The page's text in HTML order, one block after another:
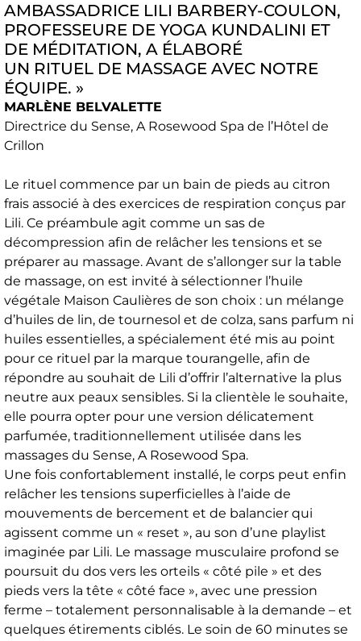
AMBASSADRICE LILI BARBERY-COULON,
PROFESSEURE DE YOGA KUNDALINI ET
DE MÉDITATION, A ÉLABORÉ
UN RITUEL DE MASSAGE AVEC NOTRE
ÉQUIPE. »
MARLÈNE BELVALETTE
Directrice du Sense, A Rosewood Spa de l’Hôtel de
Crillon
Le rituel commence par un bain de pieds au citron
frais associé à des exercices de respiration conçus par
Lili. Ce préambule agit comme un sas de
décompression afin de relâcher les tensions et se
préparer au massage. Avant de s’allonger sur la table
de massage, on est invité à sélectionner l’huile
végétale Maison Caulières de son choix : un mélange
d’huiles de lin, de tournesol et de colza, sans parfum ni
huiles essentielles, a spécialement été mis au point
pour ce rituel par la marque tourangelle, afin de
répondre au souhait de Lili d’offrir l’alternative la plus
neutre aux peaux sensibles. Si la clientèle le souhaite,
elle pourra opter pour une version délicatement
parfumée, traditionnellement utilisée dans les
massages du Sense, A Rosewood Spa.
Une fois confortablement installé, le corps peut enfin
relâcher les tensions superficielles à l’aide de
mouvements de bercement et de balancier qui
agissent comme un « reset », au son d’une playlist
imaginée par Lili. Le massage musculaire profond se
poursuit du dos vers les orteils « côté pile » et des
pieds vers la tête « côté face », avec une pression
ferme – totalement personnalisable à la demande – et
quelques étirements ciblés. Le soin de 60 minutes se